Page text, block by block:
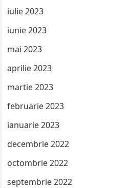
iulie 2023
iunie 2023
mai 2023
aprilie 2023
martie 2023
februarie 2023
ianuarie 2023
decembrie 2022
octombrie 2022
septembrie 2022